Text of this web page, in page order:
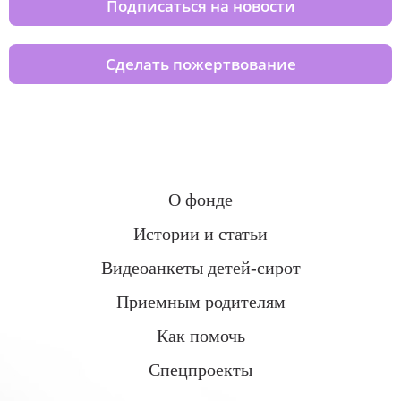
Подписаться на новости
Сделать пожертвование
О фонде
Истории и статьи
Видеоанкеты детей-сирот
Приемным родителям
Как помочь
Спецпроекты